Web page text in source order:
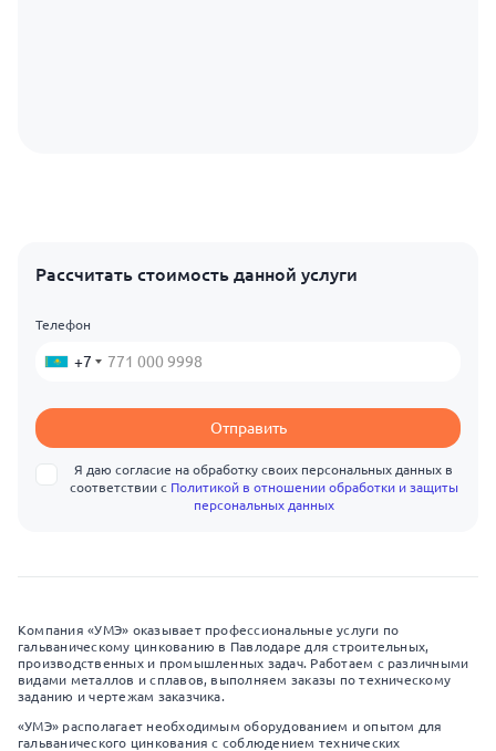
Рассчитать стоимость данной услуги
Телефон
+7
Отправить
Я даю согласие на обработку своих персональных данных в
соответствии с Политикой в отношении обработки и защиты
персональных данных
Компания «УМЭ» оказывает профессиональные услуги по
гальваническому цинкованию в Павлодаре для строительных,
производственных и промышленных задач. Работаем с различными
видами металлов и сплавов, выполняем заказы по техническому
заданию и чертежам заказчика.
«УМЭ» располагает необходимым оборудованием и опытом для
гальванического цинкования с соблюдением технических